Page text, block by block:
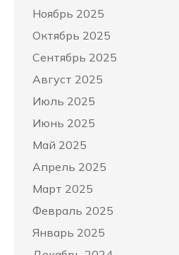
Ноябрь 2025
Октябрь 2025
Сентябрь 2025
Август 2025
Июль 2025
Июнь 2025
Май 2025
Апрель 2025
Март 2025
Февраль 2025
Январь 2025